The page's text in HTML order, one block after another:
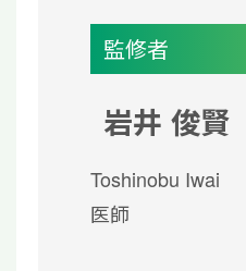
監修者
岩井 俊賢
Toshinobu Iwai
医師